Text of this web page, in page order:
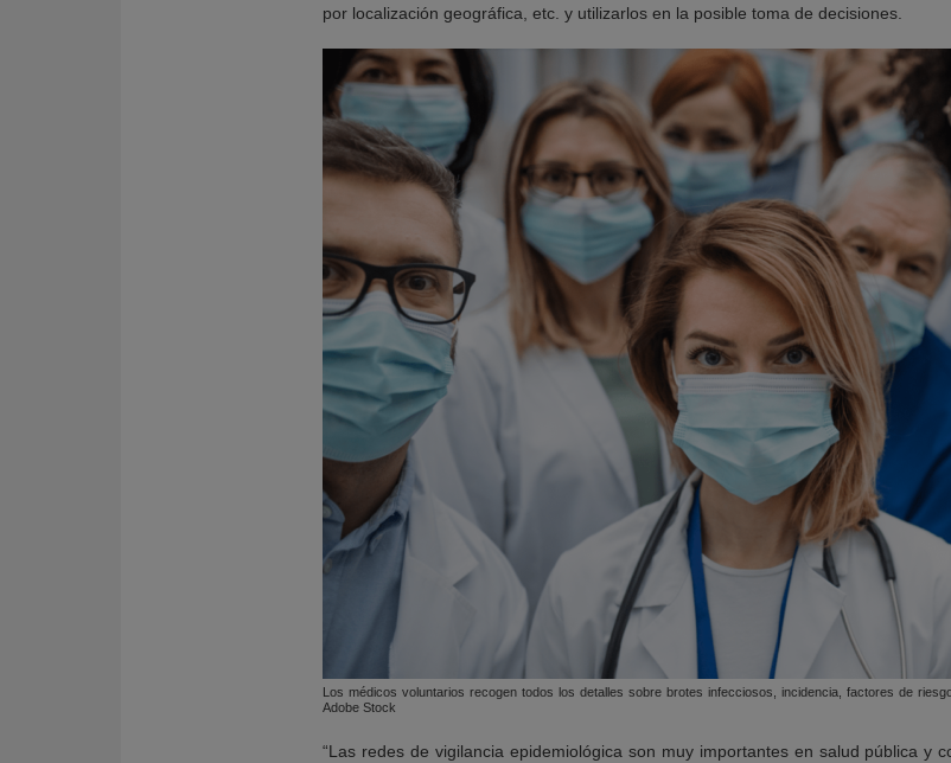
por localización geográfica, etc. y utilizarlos en la posible toma de decisiones.
Los médicos voluntarios recogen todos los detalles sobre brotes infecciosos, incidencia, factores de
Adobe Stock
“Las redes de vigilancia epidemiológica son muy importantes en salud pública y